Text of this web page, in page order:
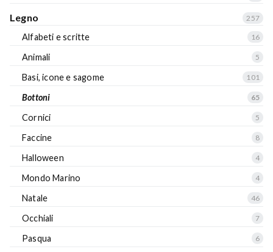
Legno 257
Alfabeti e scritte 16
Animali 5
Basi, icone e sagome 101
Bottoni 65
Cornici 5
Faccine 8
Halloween 4
Mondo Marino 4
Natale 46
Occhiali 7
Pasqua 6